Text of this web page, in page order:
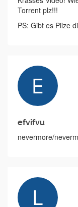
Torrent plz!!!
PS: Gibt es Pilze
efvifvu
nevermore/